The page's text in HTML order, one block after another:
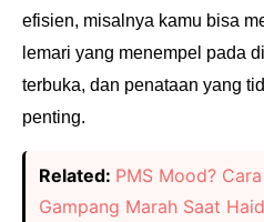
efisien, misalnya kamu bisa
lemari yang menempel pada
terbuka, dan penataan yang
penting.
Related: PMS Mood?
Gampang Marah Saat Haid